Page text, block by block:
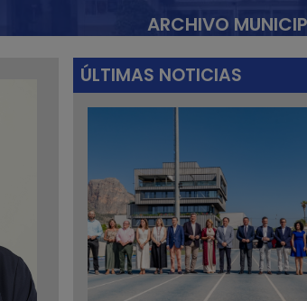
ARCHIVO
ÚLTIMAS NOTICIAS